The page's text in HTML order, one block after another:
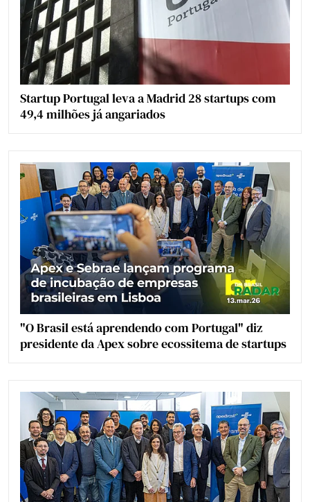
Startup Portugal leva a Madrid 28 startups com
49,4 milhões já angariados
"O Brasil está aprendendo com Portugal" diz
presidente da Apex sobre ecossitema de startups